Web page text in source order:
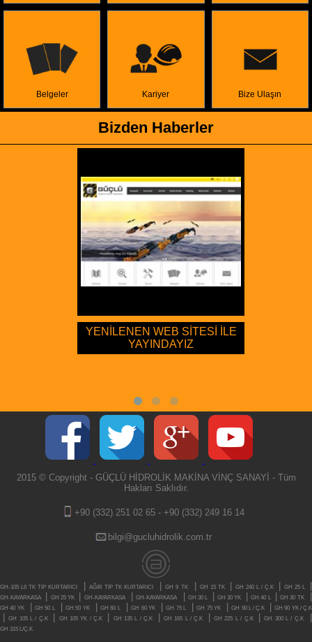
Belgeler Kariyer Bize Ulaşın
Bizden Haberler
YENİLENEN WEB SİTESİ İLE
YAYINDAYIZ
2015 © Copyright - GÜÇLÜ HİDROLİK MAKİNA VİNÇ SANAYİ - Tüm
Hakları Saklıdır.
+90 (332) 251 02 65 - +90 (332) 249 16 14
bilgi@gucluhidrolik.com.tr
GH-105 L6 TK TİP KURTARICI | AĞIR TİP TK KURTARICI | GH 9 TK | GH 15 TK | GH 240 L / Ç.K | GH 25 L |
GH-KAYARKASA | GH 25 YK | GH-KAYARKASA | GH-KAYARKASA | GH 30 L | GH 30 YK | GH 40 L | GH 30 TK |
GH 40 YK | GH 50 L | GH 50 YK | GH 60 L | GH 60 YK | GH 75 L | GH 75 YK | GH 90 L / Ç.K | GH 90 YK / Ç.K
| GH 105 L / Ç.K | GH 105 YK / Ç.K | GH 135 L / Ç.K | GH 165 L / Ç.K | GH 225 L / Ç.K | GH 300 L / Ç.K |
GH 315 L/Ç.K